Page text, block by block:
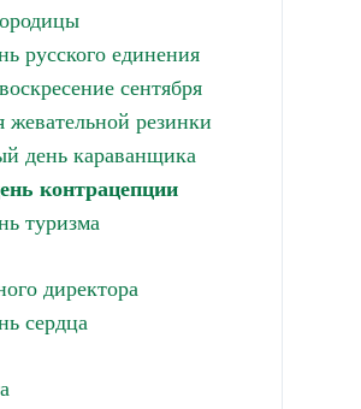
русского единения
сентября
жевательной резинки
день караванщика
контрацепции
туризма
директора
сердца